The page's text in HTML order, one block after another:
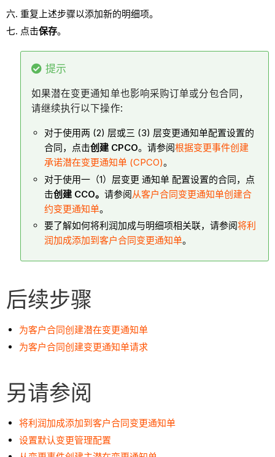
重复上述步骤以添加新的明细项。
点击保存。
提示
如果潜在变更通知单也影响采购订单或分包合同，
请继续执行以下操作:
对于使用两 (2) 层或三 (3) 层变更通知单配置设置的
合同，点击创建 CPCO。请参阅根据变更事件创建
承诺潜在变更通知单 (CPCO)。
对于使用一（1）层变更 通知单 配置设置的合同，点
击创建 CCO。 请参阅从客户合同变更通知单创建合
约变更通知单。
要了解如何将利润加成与明细项相关联，请参阅将利
润加成添加到客户合同变更通知单。
后续步骤
为客户合同创建潜在变更通知单
为客户合同创建变更通知单请求
另请参阅
将利润加成添加到客户合同变更通知单
设置默认变更管理配置